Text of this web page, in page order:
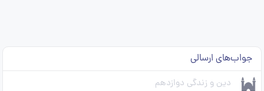
جواب‌های ارسالی
دین و زندگی دوازدهم